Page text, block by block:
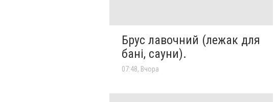
Брус лавочний (лежак для
бані, сауни).
07:48, Вчора